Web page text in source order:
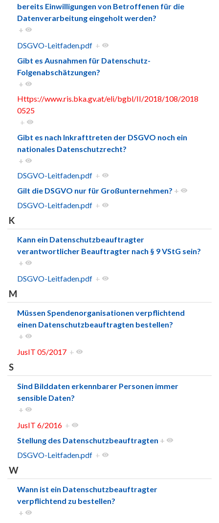
bereits Einwilligungen von Betroffenen für die
Datenverarbeitung eingeholt werden?
+
DSGVO-Leitfaden.pdf +
Gibt es Ausnahmen für Datenschutz-
Folgenabschätzungen?
+
Https://www.ris.bka.gv.at/eli/bgbl/II/2018/108/2018
0525
+
Gibt es nach Inkrafttreten der DSGVO noch ein
nationales Datenschutzrecht?
+
DSGVO-Leitfaden.pdf +
Gilt die DSGVO nur für Großunternehmen? +
DSGVO-Leitfaden.pdf +
K
Kann ein Datenschutzbeauftragter
verantwortlicher Beauftragter nach § 9 VStG sein?
+
DSGVO-Leitfaden.pdf +
M
Müssen Spendenorganisationen verpflichtend
einen Datenschutzbeauftragten bestellen?
+
JusIT 05/2017 +
S
Sind Bilddaten erkennbarer Personen immer
sensible Daten?
+
JusIT 6/2016 +
Stellung des Datenschutzbeauftragten +
DSGVO-Leitfaden.pdf +
W
Wann ist ein Datenschutzbeauftragter
verpflichtend zu bestellen?
+